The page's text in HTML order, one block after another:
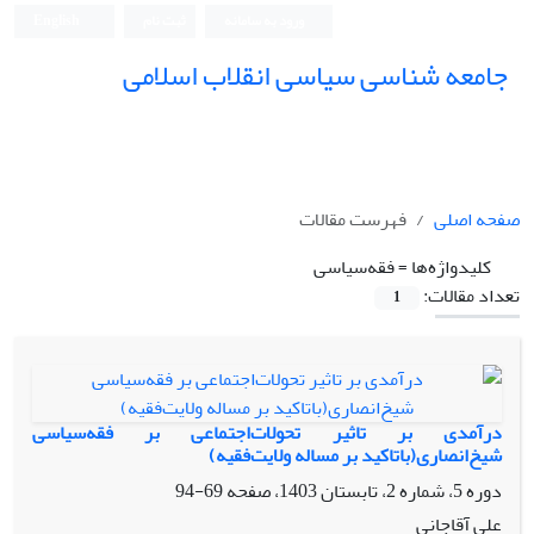
جامعه شناسی سیاسی انقلاب اسلامی
صفحه اصلی
فهرست مقالات
کلیدواژه‌ها =فقه‌سیاسی
تعداد مقالات:
1
درآمدی بر تاثیر تحولات‌اجتماعی بر فقه‌سیاسی
شیخ‌انصاری(باتاکید بر مساله ولایت‌فقیه)
دوره 5، شماره 2، تابستان 1403، صفحه
69-94
علی آقاجانی